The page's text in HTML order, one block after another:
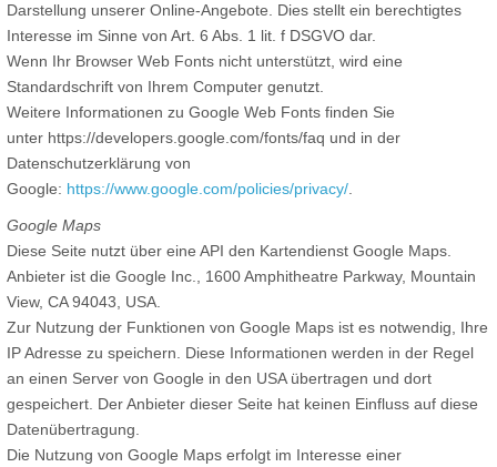
Darstellung unserer Online-Angebote. Dies stellt ein berechtigtes
Interesse im Sinne von Art. 6 Abs. 1 lit. f DSGVO dar.
Wenn Ihr Browser Web Fonts nicht unterstützt, wird eine
Standardschrift von Ihrem Computer genutzt.
Weitere Informationen zu Google Web Fonts finden Sie
unter https://developers.google.com/fonts/faq und in der
Datenschutzerklärung von
Google: https://www.google.com/policies/privacy/.
Google Maps
Diese Seite nutzt über eine API den Kartendienst Google Maps.
Anbieter ist die Google Inc., 1600 Amphitheatre Parkway, Mountain
View, CA 94043, USA.
Zur Nutzung der Funktionen von Google Maps ist es notwendig, Ihre
IP Adresse zu speichern. Diese Informationen werden in der Regel
an einen Server von Google in den USA übertragen und dort
gespeichert. Der Anbieter dieser Seite hat keinen Einfluss auf diese
Datenübertragung.
Die Nutzung von Google Maps erfolgt im Interesse einer